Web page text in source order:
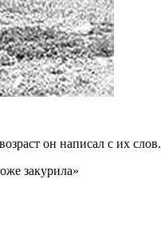
он написал с их слов.
закурила»